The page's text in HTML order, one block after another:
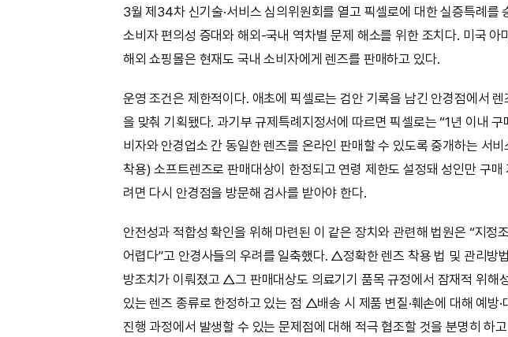
3월 제34차 신기술·서비스 심의위원회를 열고 픽셀로에 대한 실증특례를
소비자 편의성 증대와 해외-국내 역차별 문제 해소를 위한 조치다. 미국 아
해외 쇼핑몰은 현재도 국내 소비자에게 렌즈를 판매하고 있다.
운영 조건은 제한적이다. 애초에 픽셀로는 검안 기록을 남긴 안경점에서
을 맞춰 기획됐다. 과기부 규제특례지정서에 따르면 픽셀로는 “1년 이내
비자와 안경업소 간 동일한 렌즈를 온라인 판매할 수 있도록 중개하는 서
착용) 소프트렌즈로 판매대상이 한정되고 연령 제한도 설정돼 성인만 구
려면 다시 안경점을 방문해 검사를 받아야 한다.
안전성과 적합성 확인을 위해 마련된 이 같은 장치와 관련해 법원은 “지정
어렵다”고 안경사들의 우려를 일축했다. △정확한 렌즈 착용 법 및 관리방
방조치가 이뤄졌고 △그 판매대상도 의료기기 품목 규정에서 잠재적 위해
있는 렌즈 종류로 한정하고 있는 점 △배송 시 제품 변질·훼손에 대해 예방
진행 과정에서 발생할 수 있는 문제점에 대해 적극 협조할 것을 분명히 하